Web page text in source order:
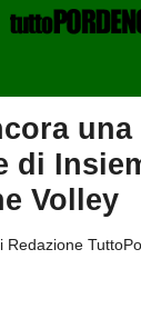
di
Volley
Redazione